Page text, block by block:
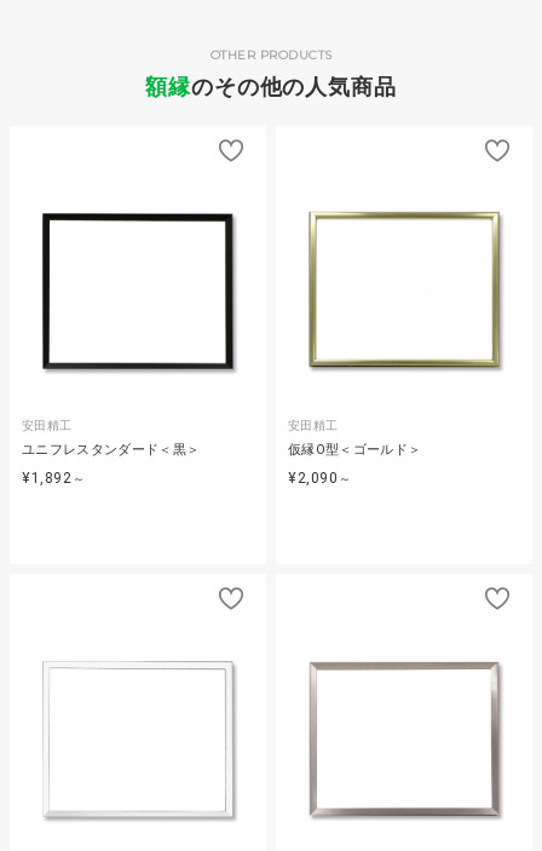
額縁のその他の人気商品
OTHER PRODUCTS
安田精工
ユニフレスタンダード＜黒＞
¥1,892 ～
安田精工
仮縁O型＜ゴールド＞
¥2,090 ～